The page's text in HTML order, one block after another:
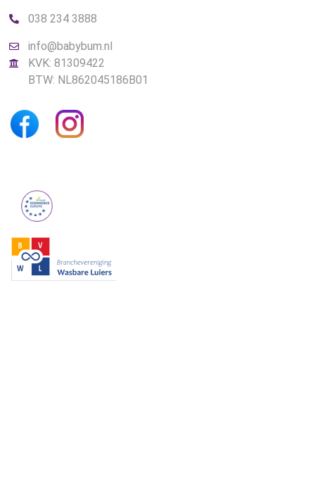
038 234 3888
info@babybum.nl
KVK: 81309422
BTW: NL862045186B01